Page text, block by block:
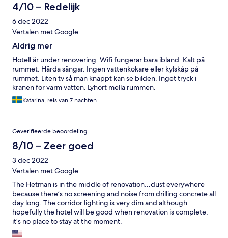
4/10 – Redelijk
6 dec 2022
Vertalen met Google
Aldrig mer
Hotell är under renovering. Wifi fungerar bara ibland. Kalt på
rummet. Hårda sängar. Ingen vattenkokare eller kylskåp på
rummet. Liten tv så man knappt kan se bilden. Inget tryck i
kranen för varm vatten. Lyhört mella rummen.
Katarina, reis van 7 nachten
Geverifieerde beoordeling
8/10 – Zeer goed
3 dec 2022
Vertalen met Google
The Hetman is in the middle of renovation…dust everywhere
because there’s no screening and noise from drilling concrete all
day long. The corridor lighting is very dim and although
hopefully the hotel will be good when renovation is complete,
it’s no place to stay at the moment.